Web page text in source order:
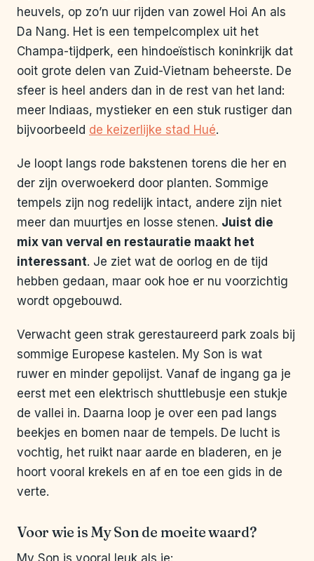
heuvels, op zo’n uur rijden van zowel Hoi An als
Da Nang. Het is een tempelcomplex uit het
Champa-tijdperk, een hindoeïstisch koninkrijk dat
ooit grote delen van Zuid-Vietnam beheerste. De
sfeer is heel anders dan in de rest van het land:
meer Indiaas, mystieker en een stuk rustiger dan
bijvoorbeeld de keizerlijke stad Hué.
Je loopt langs rode bakstenen torens die her en
der zijn overwoekerd door planten. Sommige
tempels zijn nog redelijk intact, andere zijn niet
meer dan muurtjes en losse stenen. Juist die
mix van verval en restauratie maakt het
interessant. Je ziet wat de oorlog en de tijd
hebben gedaan, maar ook hoe er nu voorzichtig
wordt opgebouwd.
Verwacht geen strak gerestaureerd park zoals bij
sommige Europese kastelen. My Son is wat
ruwer en minder gepolijst. Vanaf de ingang ga je
eerst met een elektrisch shuttlebusje een stukje
de vallei in. Daarna loop je over een pad langs
beekjes en bomen naar de tempels. De lucht is
vochtig, het ruikt naar aarde en bladeren, en je
hoort vooral krekels en af en toe een gids in de
verte.
Voor wie is My Son de moeite waard?